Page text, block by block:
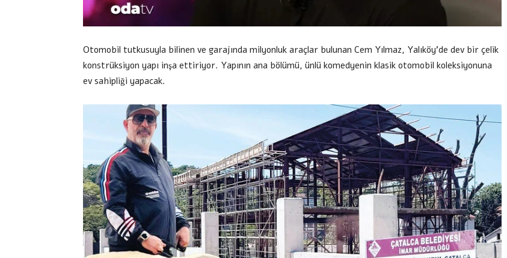
Otomobil tutkusuyla bilinen ve garajında milyonluk araçlar bulunan Cem Yılmaz, Yalıköy’de dev bir çelik
konstrüksiyon yapı inşa ettiriyor. Yapının ana bölümü, ünlü komedyenin klasik otomobil koleksiyonuna
ev sahipliği yapacak.